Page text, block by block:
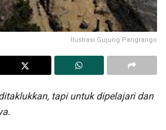
Ilustrasi Gujung Pangrango
tapi untuk dipelajari dan